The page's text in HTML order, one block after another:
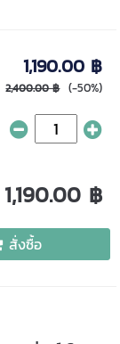
1,190.00 ฿
2,400.00 ฿ (-50%)
1,190.00 ฿
สั่งซื้อ